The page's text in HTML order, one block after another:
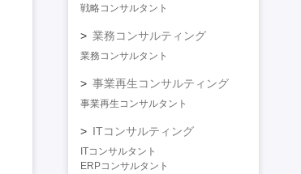
戦略コンサルタント
業務コンサルティング
業務コンサルタント
事業再生コンサルティング
事業再生コンサルタント
ITコンサルティング
ITコンサルタント
ERPコンサルタント